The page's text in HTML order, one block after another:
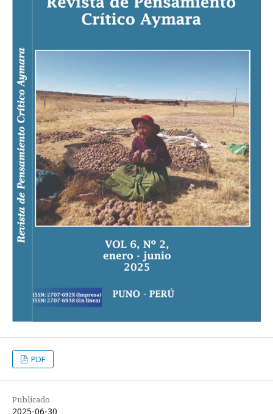
PDF
Publicado
2025-06-30